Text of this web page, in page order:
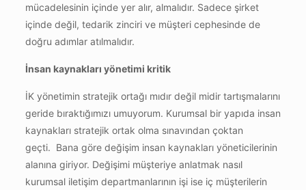
mücadelesinin içinde yer alır, almalıdır. Sadece şirket
içinde değil, tedarik zinciri ve müşteri cephesinde de
doğru adımlar atılmalıdır.
İnsan kaynakları yönetimi kritik
İK yönetimin stratejik ortağı mıdır değil midir tartışmalarını
geride bıraktığımızı umuyorum. Kurumsal bir yapıda insan
kaynakları stratejik ortak olma sınavından çoktan
geçti. Bana göre değişim insan kaynakları yöneticilerinin
alanına giriyor. Değişimi müşteriye anlatmak nasıl
kurumsal iletişim departmanlarının işi ise iç müşterilerin